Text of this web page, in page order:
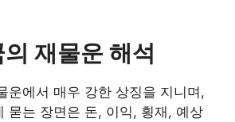
재물운 해석
운에서 매우 강한 상징을 지니며,
묻는 장면은 돈, 이익, 횡재, 예상